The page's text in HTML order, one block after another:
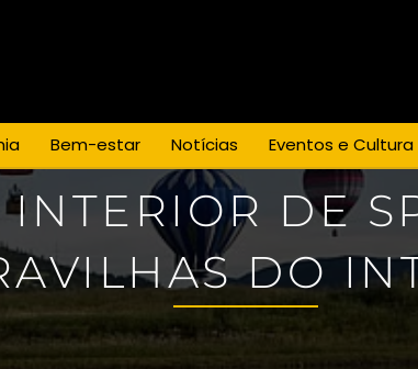
Bem-estar Notícias Eventos e Cultura
DE
DO